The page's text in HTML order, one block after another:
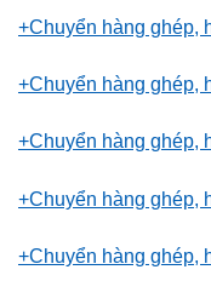
+Chuyển hàng ghép,
+Chuyển hàng ghép,
+Chuyển hàng ghép,
+Chuyển hàng ghép,
+Chuyển hàng ghép,